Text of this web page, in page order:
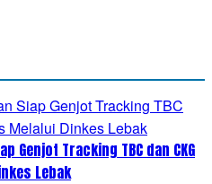
Genjot Tracking TBC dan CKG
Lebak